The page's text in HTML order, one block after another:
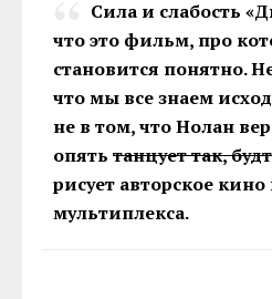
Сила и слабость
что это фильм, про
становится понятно.
что мы все знаем
не в том, что Нолан
опятьтанцует так,
рисует авторское
мультиплекса.